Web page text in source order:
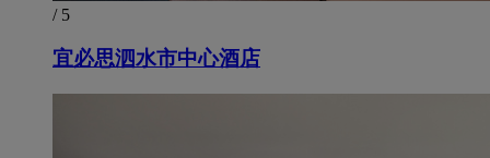
/ 5
宜必思泗水市中心酒店